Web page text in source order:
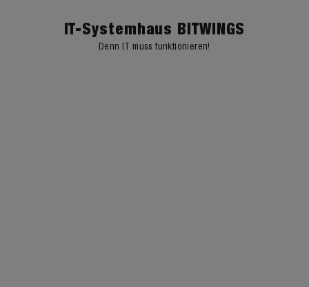
IT-Systemhaus BITWINGS
Denn IT muss funktionieren!